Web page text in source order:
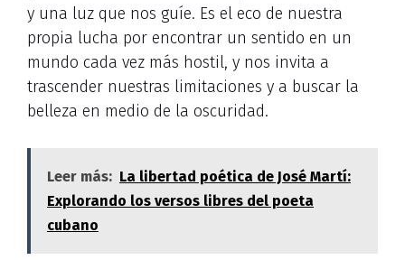
y una luz que nos guíe. Es el eco de nuestra
propia lucha por encontrar un sentido en un
mundo cada vez más hostil, y nos invita a
trascender nuestras limitaciones y a buscar la
belleza en medio de la oscuridad.
Leer más: La libertad poética de José Martí:
Explorando los versos libres del poeta
cubano